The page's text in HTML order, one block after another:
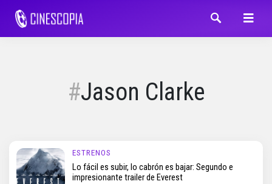
Jason Clarke
ESTRENOS
Lo fácil es subir, lo cabrón es bajar: Segundo e
impresionante trailer de Everest